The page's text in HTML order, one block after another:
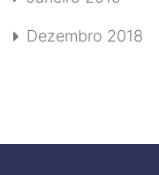
Dezembro 2018